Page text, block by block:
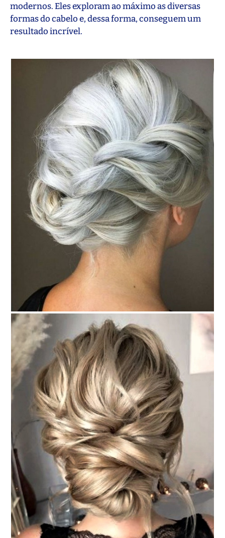
modernos. Eles exploram ao máximo as diversas
formas do cabelo e, dessa forma, conseguem um
resultado incrível.